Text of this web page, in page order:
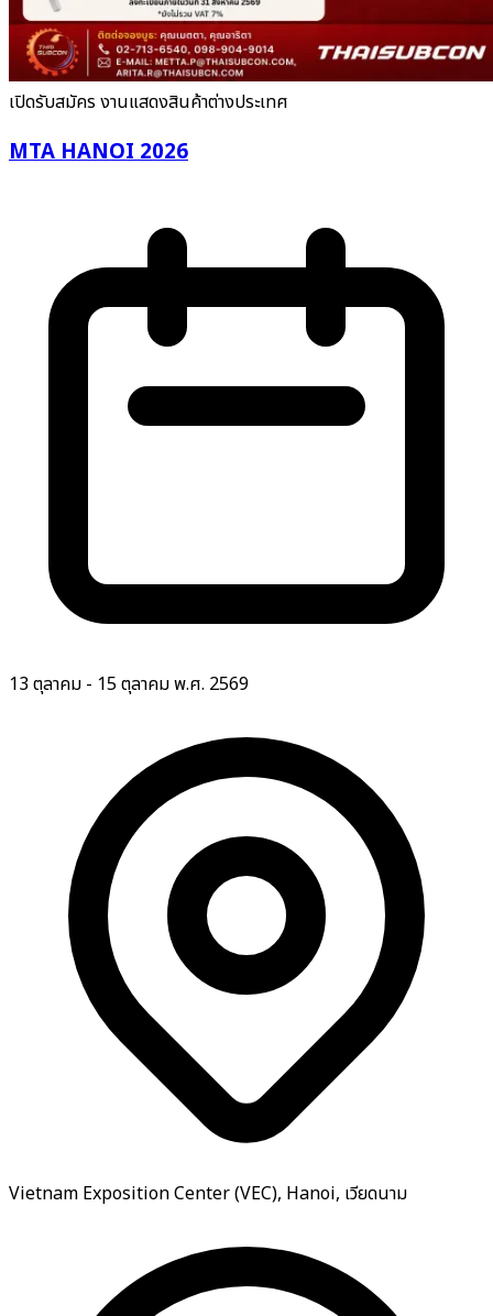
เปิดรับสมัคร งานแสดงสินค้าต่างประเทศ
MTA HANOI 2026
13 ตุลาคม - 15 ตุลาคม พ.ศ. 2569
Vietnam Exposition Center (VEC), Hanoi, เวียดนาม